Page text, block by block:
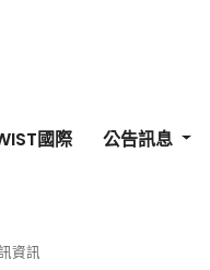
國際 公告訊息
資訊